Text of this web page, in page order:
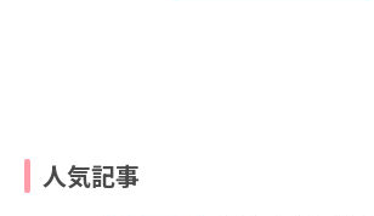
人気記事